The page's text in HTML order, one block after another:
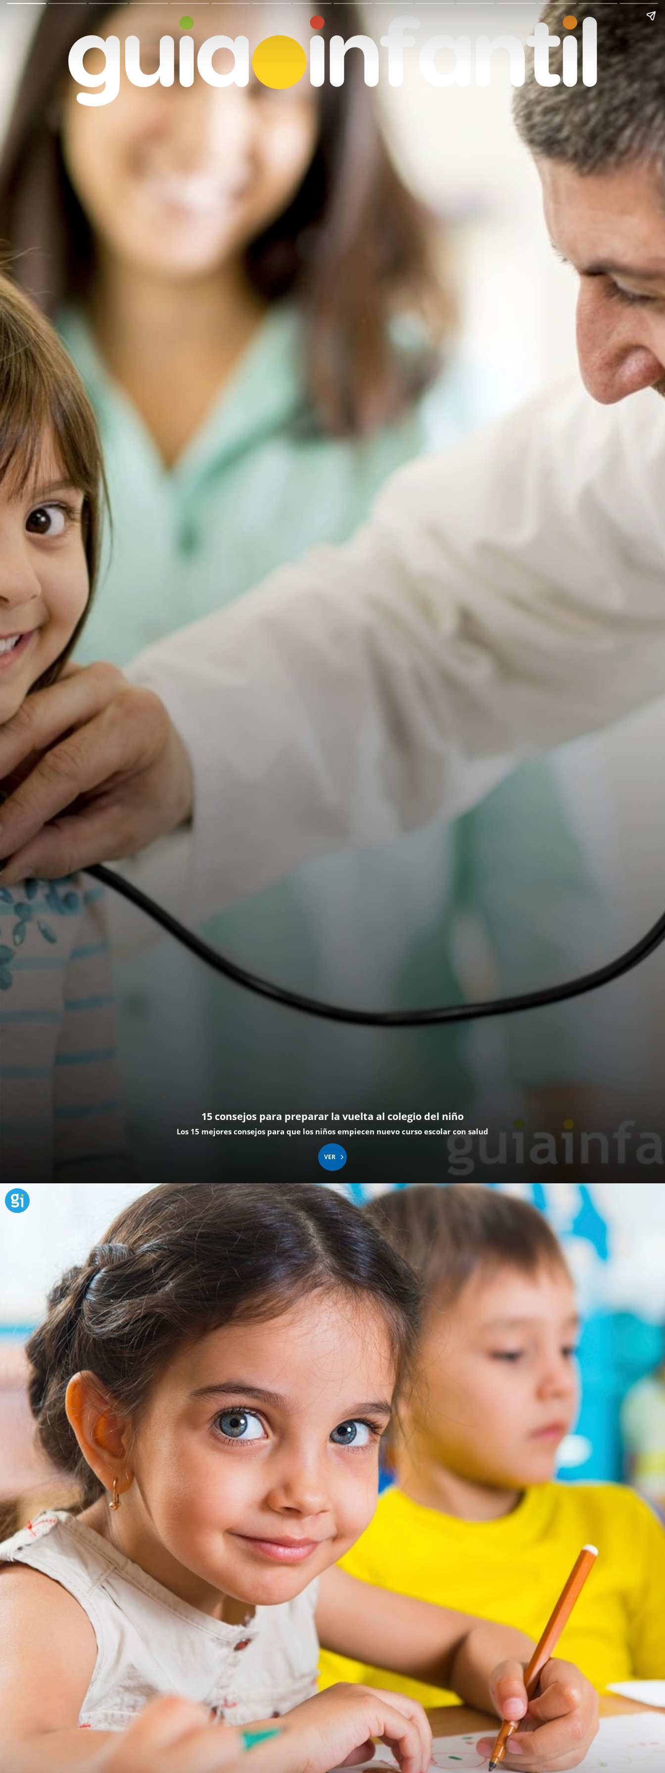
15 consejos para preparar la vuelta al colegio del niño
Los 15 mejores consejos para que los niños empiecen nuevo curso escolar con salud
VER